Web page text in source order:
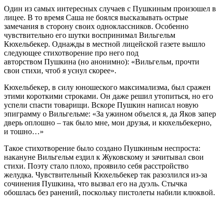
Один из самых интересных случаев с Пушкиным произошел в
лицее. В то время Саша не боялся высказывать острые
замечания в сторону своих одноклассников. Особенно
чувствительно его шутки воспринимал Вильгельм
Кюхельбекер. Однажды в местной лицейской газете вышло
следующее стихотворение про него под
авторством Пушкина (но анонимно): «Вильгельм, прочти
свои стихи, чтоб я уснул скорее».
Кюхельбекер, в силу юношеского максимализма, был сражен
этими короткими строками. Он даже решил утопиться, но его
успели спасти товарищи. Вскоре Пушкин написал новую
эпиграмму о Вильгельме: «За ужином объелся я, да Яков запер
дверь оплошно – так было мне, мои друзья, и кюхельбекерно,
и тошно…»
Такое стихотворение было создано Пушкиным неспроста:
накануне Вильгельм ездил к Жуковскому и зачитывал свои
стихи. Поэту стало плохо, проявило себя расстройство
желудка. Чувствительный Кюхельбекер так разозлился из-за
сочинения Пушкина, что вызвал его на дуэль. Стычка
обошлась без ранений, поскольку пистолеты набили клюквой.